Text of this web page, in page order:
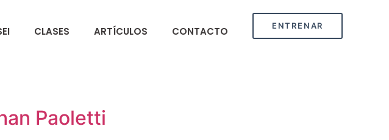
CLASES ARTÍCULOS CONTACTO ENTRENAR
Paoletti